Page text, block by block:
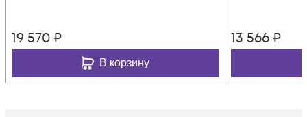
19 570 ₽
В корзину
13 566 ₽